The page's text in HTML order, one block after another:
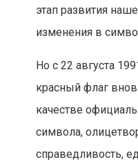
этап развития
изменения в
Но с 22 августа
красный флаг
качестве
символа,
справедливость,